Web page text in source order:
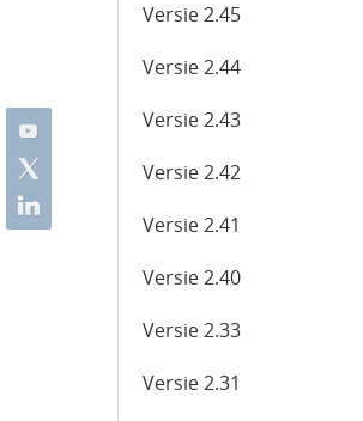
Versie 2.45
Versie 2.44
Versie 2.43
Versie 2.42
Versie 2.41
Versie 2.40
Versie 2.33
Versie 2.31